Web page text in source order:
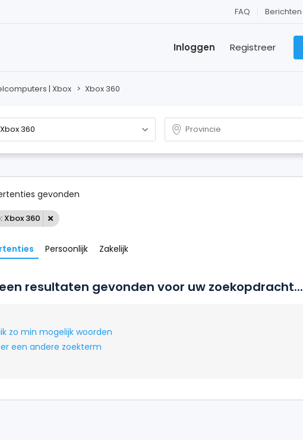
Berichten
FAQ
Registreer
Inloggen
| Xbox > Xbox 360
gevonden
Xbox 360
Persoonlijk Zakelijk
resultaten gevonden voor uw zoekopdracht...
zo min mogelijk woorden
een andere zoekterm